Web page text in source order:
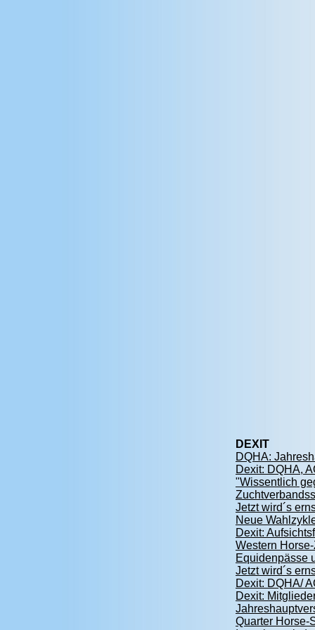
DEXIT
DQHA:
Dexit: DQHA,
"Wissentlich
Jetzt wird´s
Neue
Dexit:
Western
Equidenpässe
Jetzt wird´s
Dexit: DQHA/
Dexit:
Quarter Horse-